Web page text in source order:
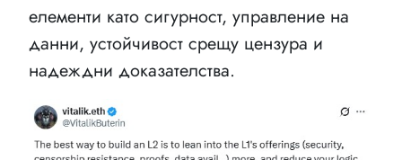
елементи като сигурност, управление на
данни, устойчивост срещу цензура и
надеждни доказателства.